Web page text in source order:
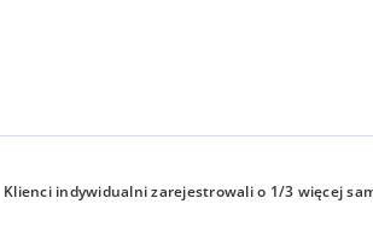
Klienci indywidualni zarejestrowali o 1/3 więcej